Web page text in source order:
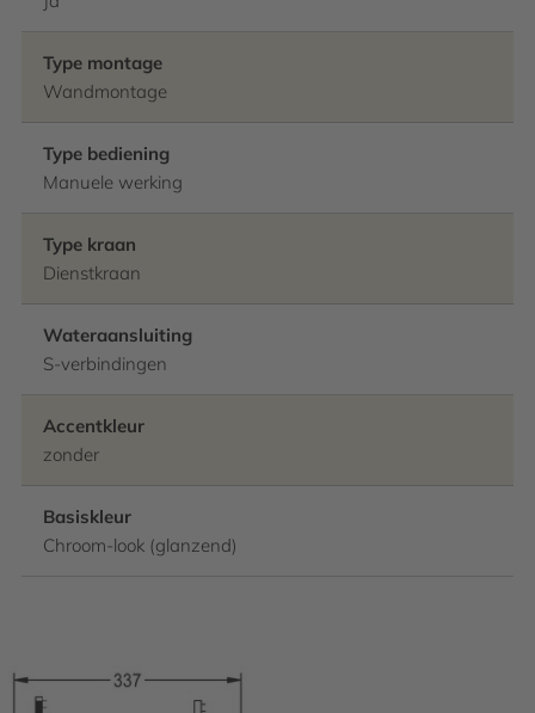
Type montage
Wandmontage
Type bediening
Manuele werking
Type kraan
Dienstkraan
Wateraansluiting
S-verbindingen
Accentkleur
zonder
Basiskleur
Chroom-look (glanzend)